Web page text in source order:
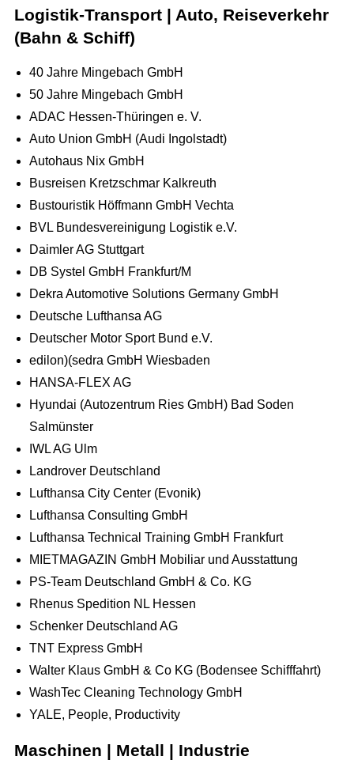
Logistik-Transport | Auto, Reiseverkehr
(Bahn & Schiff)
40 Jahre Mingebach GmbH
50 Jahre Mingebach GmbH
ADAC Hessen-Thüringen e. V.
Auto Union GmbH (Audi Ingolstadt)
Autohaus Nix GmbH
Busreisen Kretzschmar Kalkreuth
Bustouristik Höffmann GmbH Vechta
BVL Bundesvereinigung Logistik e.V.
Daimler AG Stuttgart
DB Systel GmbH Frankfurt/M
Dekra Automotive Solutions Germany GmbH
Deutsche Lufthansa AG
Deutscher Motor Sport Bund e.V.
edilon)(sedra GmbH Wiesbaden
HANSA-FLEX AG
Hyundai (Autozentrum Ries GmbH) Bad Soden
Salmünster
IWL AG Ulm
Landrover Deutschland
Lufthansa City Center (Evonik)
Lufthansa Consulting GmbH
Lufthansa Technical Training GmbH Frankfurt
MIETMAGAZIN GmbH Mobiliar und Ausstattung
PS-Team Deutschland GmbH & Co. KG
Rhenus Spedition NL Hessen
Schenker Deutschland AG
TNT Express GmbH
Walter Klaus GmbH & Co KG (Bodensee Schifffahrt)
WashTec Cleaning Technology GmbH
YALE, People, Productivity
Maschinen | Metall | Industrie